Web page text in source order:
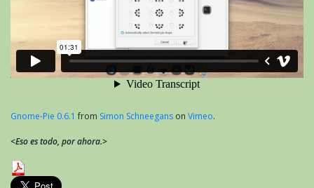
Gnome-Pie 0.6.1 from Simon Schneegans on Vimeo.
<Eso es todo, por ahora.>